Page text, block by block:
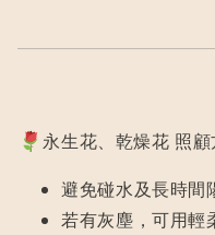
永生花、乾燥花 照
避免碰水及長時間
若有灰塵，可用輕